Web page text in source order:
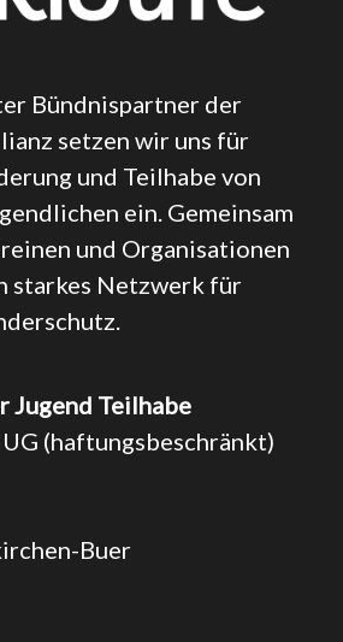
Bündnispartner der
setzen wir uns für
und Teilhabe von
ein. Gemeinsam
und Organisationen
starkes Netzwerk für
Jugend Teilhabe
(haftungsbeschränkt)
Buer